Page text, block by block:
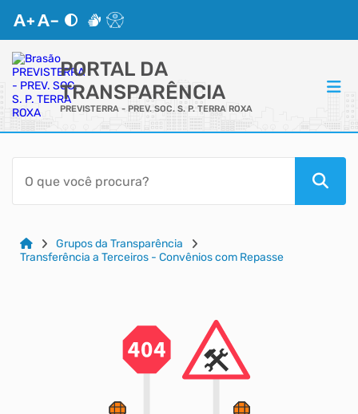
PORTAL DA
TRANSPARÊNCIA
PREVISTERRA - PREV. SOC. S. P. TERRA ROXA
ACESSO RÁPIDO
Acessibilidade
CidadãoGrupos da Transparência
Transferência a Terceiros - Convênios com Repasse